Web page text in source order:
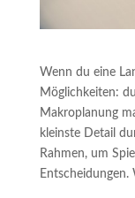
Wenn du eine
Möglichkeiten:
Makroplanung
kleinste Detail
Rahmen, um
Entscheidungen.